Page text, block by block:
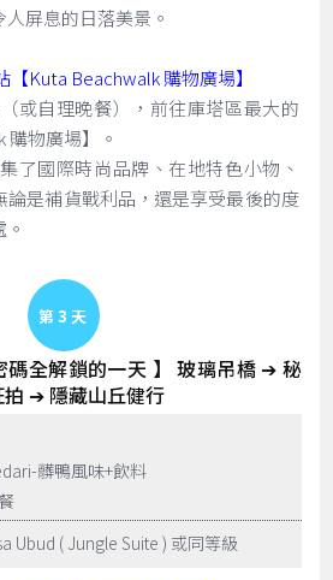
屏息的日落美景。
Kuta Beachwalk 購物廣場】
或自理晚餐），前往庫塔區最大的
物廣場】。
了國際時尚品牌、在地特色小物、
論是補貨戰利品，還是享受最後的度
Day 3
碼全解鎖的一天 】 玻璃吊橋 ➔ 秘
➔ 隱藏山丘健行
髒鴨風味+飲料
Ubud ( Jungle Suite ) 或同等級